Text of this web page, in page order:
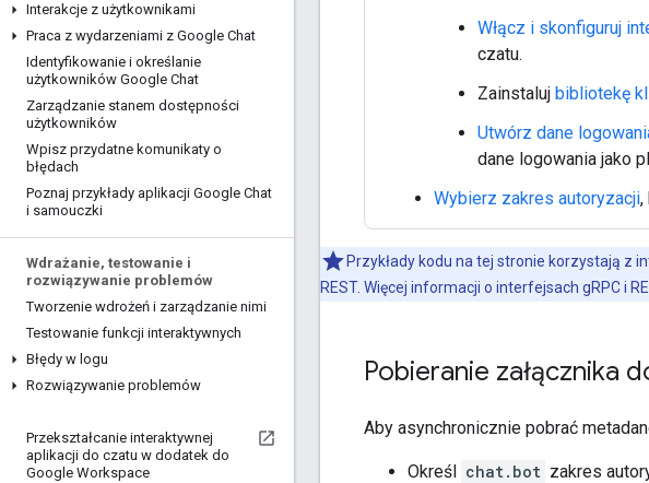
Interakcje z użytkownikami
Praca z wydarzeniami z Google Chat
Identyfikowanie i określanie
użytkowników Google Chat
Zarządzanie stanem dostępności
użytkowników
Wpisz przydatne komunikaty o
błędach
Poznaj przykłady aplikacji Google Chat
i samouczki
Wdrażanie, testowanie i
rozwiązywanie problemów
Tworzenie wdrożeń i zarządzanie nimi
Testowanie funkcji interaktywnych
Błędy w logu
Rozwiązywanie problemów
Przekształcanie interaktywnej
aplikacji do czatu w dodatek do
Google Workspace
Włącz i skonfiguruj
czatu.
Zainstaluj bibliotekę
Utwórz dane
dane logowania jako
Wybierz zakres autoryzacji,
Przykłady kodu na tej stronie korzystają z
REST. Więcej informacji o interfejsach gRPC i
Pobieranie załącznika
Aby asynchronicznie pobrać
Określ chat.bot zakres